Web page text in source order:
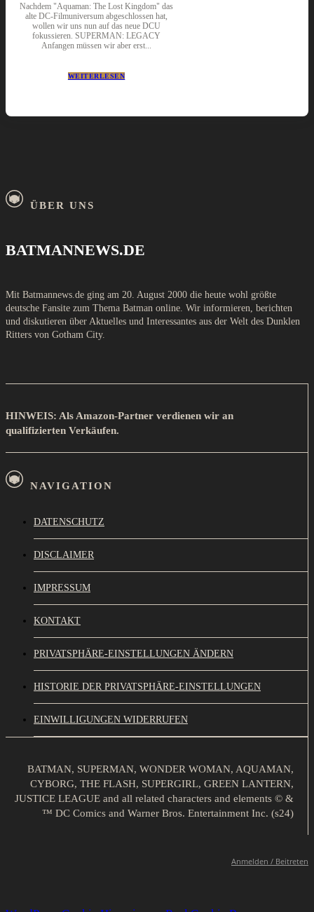
Nachdem "Aquaman: The Lost Kingdom" das
alte DC-Filmuniversum abgeschlossen hat,
wollen wir uns nun auf das neue DCU
fokussieren. SUPERMAN: LEGACY
Anfangen müssen wir aber erst...
WEITERLESEN
ÜBER UNS
BATMANNEWS.DE
Mit Batmannews.de ging am 20. August 2000 die heute wohl größte
deutsche Fansite zum Thema Batman online. Wir informieren, berichten
und diskutieren über Aktuelles und Interessantes aus der Welt des Dunklen
Ritters von Gotham City.
HINWEIS: Als Amazon-Partner verdienen wir an
qualifizierten Verkäufen.
NAVIGATION
DATENSCHUTZ
DISCLAIMER
IMPRESSUM
KONTAKT
PRIVATSPHÄRE-EINSTELLUNGEN ÄNDERN
HISTORIE DER PRIVATSPHÄRE-EINSTELLUNGEN
EINWILLIGUNGEN WIDERRUFEN
BATMAN, SUPERMAN, WONDER WOMAN, AQUAMAN,
CYBORG, THE FLASH, SUPERGIRL, GREEN LANTERN,
JUSTICE LEAGUE and all related characters and elements © &
™ DC Comics and Warner Bros. Entertainment Inc. (s24)
Anmelden / Beitreten